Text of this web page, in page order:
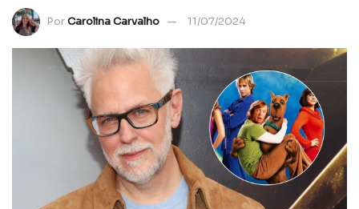
PorCarolina Carvalho 11/07/2024